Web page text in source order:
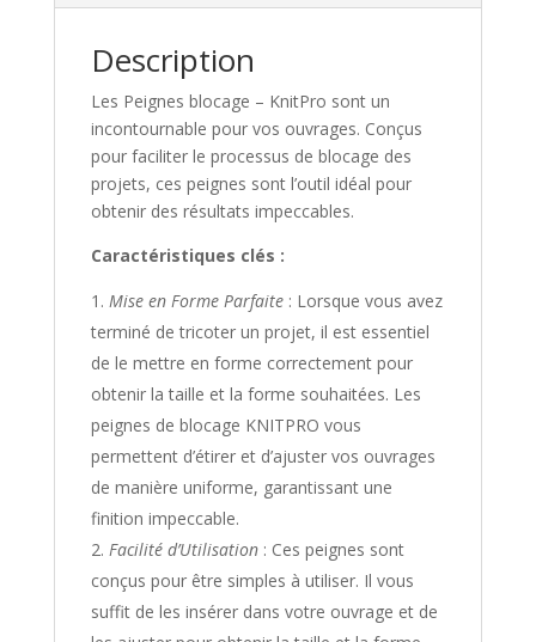
Description
Les Peignes blocage – KnitPro sont un
incontournable pour vos ouvrages. Conçus
pour faciliter le processus de blocage des
projets, ces peignes sont l’outil idéal pour
obtenir des résultats impeccables.
Caractéristiques clés :
Mise en Forme Parfaite: Lorsque vous avez
terminé de tricoter un projet, il est essentiel
de le mettre en forme correctement pour
obtenir la taille et la forme souhaitées. Les
peignes de blocage KNITPRO vous
permettent d’étirer et d’ajuster vos ouvrages
de manière uniforme, garantissant une
finition impeccable.
Facilité d’Utilisation: Ces peignes sont
conçus pour être simples à utiliser. Il vous
suffit de les insérer dans votre ouvrage et de